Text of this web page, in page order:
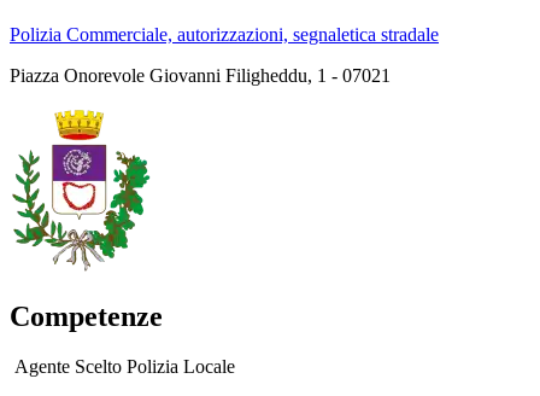
Polizia Commerciale, autorizzazioni, segnaletica stradale
Piazza Onorevole Giovanni Filigheddu, 1 - 07021
Competenze
Agente Scelto Polizia Locale